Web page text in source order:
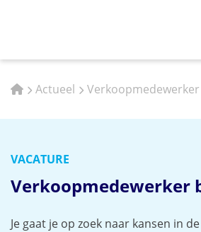
Actueel
VACATURE
Verkoopmedewerker
Je gaat je op zoek naar kansen in